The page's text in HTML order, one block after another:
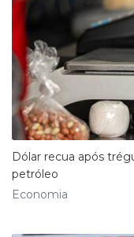
Dólar recua após
petróleo
Economia